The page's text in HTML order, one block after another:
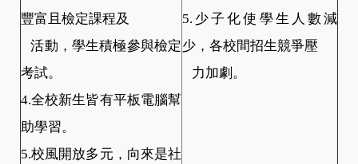
豐富且檢定課程及
活動，學生積極參與檢定
考試。
4.全校新生皆有平板電腦幫
助學習。
5.校風開放多元，向來是社
5.少子化使學生人數減
少，各校間招生競爭壓
力加劇。